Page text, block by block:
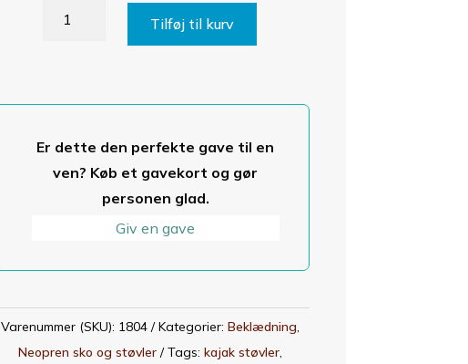
Neopren
ankler
varme
Tilføj til kurv
Er dette den perfekte gave til en
ven? Køb et gavekort og gør
personen glad.
Giv en gave
Varenummer (SKU): 1804 Kategorier: Beklædning,
Neopren sko og støvler
Tags: kajak støvler,